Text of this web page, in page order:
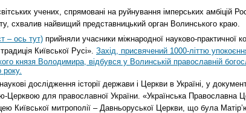
учених, спрямовані на руйнування імперських амбіцій
схвалив найвищий представницький орган Волинського краю.
– ось тут) прийняли учасники міжнародної науково-практичної
Київської Русі». Захід, присвячений 1000-літтю
князя Володимира, відбувся у Волинській православній
року.
дослідження історії держави і Церкви в Україні, у
Церквою для православної України. «Українська Православна
Київської митрополії – Давньоруської Церкви, що була